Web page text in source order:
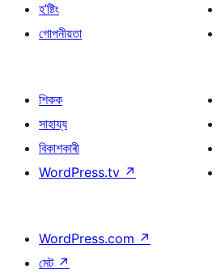
হ’ষ্টিং
গোপনীয়তা
শিকক
সাহায্য
বিকাশকাৰী
WordPress.tv ↗
WordPress.com ↗
মেট ↗